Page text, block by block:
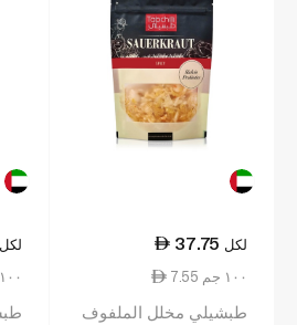
37.75 لكل
7.55 ١٠٠ جم
طبشيلي مخلل الملفوف
لكل
8.60 ١٠٠ جم